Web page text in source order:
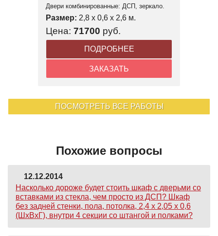
Двери комбинированные: ДСП, зеркало.
Размер: 2,8 x 0,6 x 2,6 м.
Цена: 71700 руб.
ПОДРОБНЕЕ
ЗАКАЗАТЬ
ПОСМОТРЕТЬ ВСЕ РАБОТЫ
Похожие вопросы
12.12.2014
Насколько дороже будет стоить шкаф с дверьми со
вставками из стекла, чем просто из ДСП? Шкаф
без задней стенки, пола, потолка, 2,4 х 2,05 х 0,6
(ШхВхГ), внутри 4 секции со штангой и полками?